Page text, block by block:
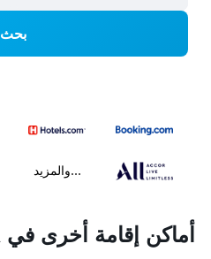
بحث
...والمزيد
أماكن إقامة أخرى في Lido di Spina